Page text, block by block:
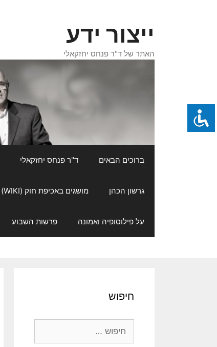
ייצור ידע
האתר של ד"ר פנחס יחזקאלי
ברוכים הבאים ד"ר פנחס יחזקאלי
גרשון הכהן מושגים באכיפת חוק (WIKI)
על פילוסופיה ואמונה פרשות השבוע
חיפוש